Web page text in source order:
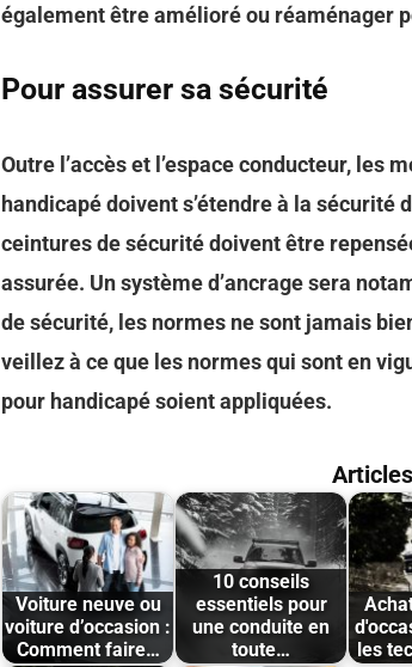
également être amélioré ou réaménager
Pour assurer sa sécurité
Outre l’accès et l’espace conducteur, les
handicapé doivent s’étendre à la sécurité
ceintures de sécurité doivent être
assurée. Un système d’ancrage sera
de sécurité, les normes ne sont jamais
veillez à ce que les normes qui sont en
pour handicapé soient appliquées.
Voiture neuve ou
voiture d’occasion :
Comment faire…
10 conseils
essentiels pour
une conduite en
toute…
les